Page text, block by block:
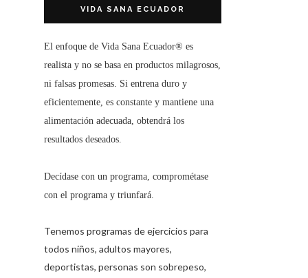
VIDA SANA ECUADOR
El enfoque de Vida Sana Ecuador® es
realista y no se basa en productos milagrosos,
ni falsas promesas. Si entrena duro y
eficientemente, es constante y mantiene una
alimentación adecuada, obtendrá los
resultados deseados.
Decídase con un programa, comprométase
con el programa y triunfará.
Tenemos programas de ejercicios para
todos niños, adultos mayores,
deportistas, personas son sobrepeso,